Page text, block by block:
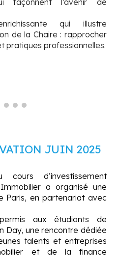
façonnent l’avenir de
qui illustre
de la Chaire : rapprocher
pratiques professionnelles.
JUIN 2025
d’investissement
a organisé une
Paris, en partenariat avec
aux étudiants de
Day, une rencontre dédiée
talents et entreprises
et de la finance